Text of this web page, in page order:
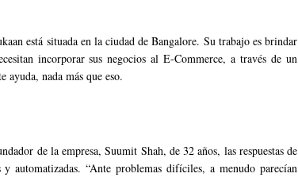
está situada en la ciudad de Bangalore. Su trabajo es brindar
incorporar sus negocios al E-Commerce, a través de un
nada más que eso.
de la empresa, Suumit Shah, de 32 años, las respuestas de
automatizadas. “Ante problemas difíciles, a menudo parecían